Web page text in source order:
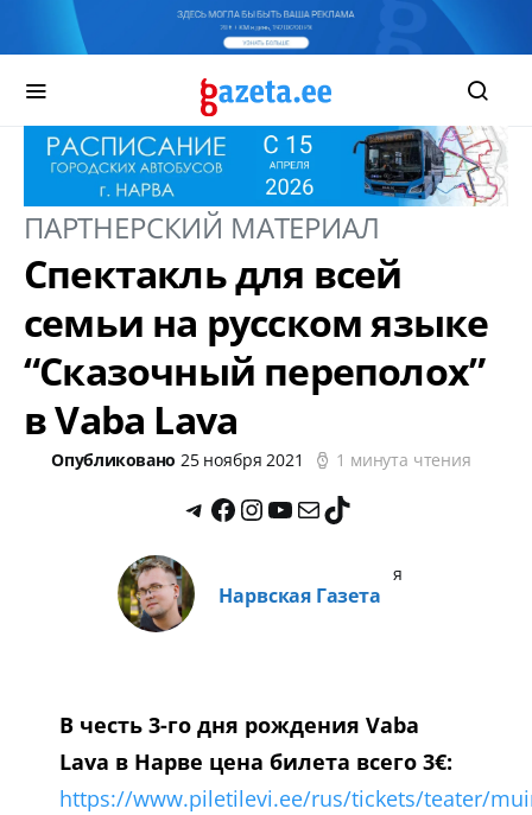
ПАРТНЕРСКИЙ МАТЕРИАЛ
Спектакль для всей
семьи на русском языке
“Сказочный переполох”
в Vaba Lava
Опубликовано 25 ноября 2021 1 минута чтения
Нарвская Газета
я
В честь 3-го дня рождения Vaba
Lava в Нарве цена билета всего 3€:
https://www.piletilevi.ee/rus/tickets/teater/